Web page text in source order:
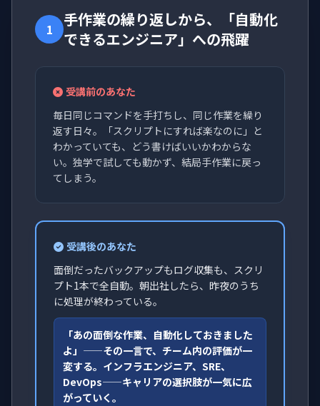
1
手作業の繰り返しから、「自動化
できるエンジニア」への飛躍
受講前のあなた
毎日同じコマンドを手打ちし、同じ作業を繰り
返す日々。「スクリプトにすれば楽なのに」と
わかっていても、どう書けばいいかわからな
い。独学で試しても動かず、結局手作業に戻っ
てしまう。
受講後のあなた
面倒だったバックアップもログ収集も、スクリ
プト1本で全自動。朝出社したら、昨夜のうち
に処理が終わっている。
「あの面倒な作業、自動化しておきました
よ」——その一言で、チーム内の評価が一
変する。インフラエンジニア、SRE、
DevOps——キャリアの選択肢が一気に広
がっていく。